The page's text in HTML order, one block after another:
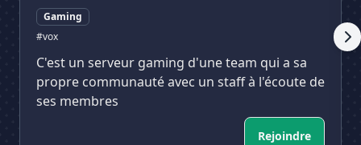
Gaming
#vox
C'est un serveur gaming d'une team qui a sa
propre communauté avec un staff à l'écoute de
ses membres
Rejoindre